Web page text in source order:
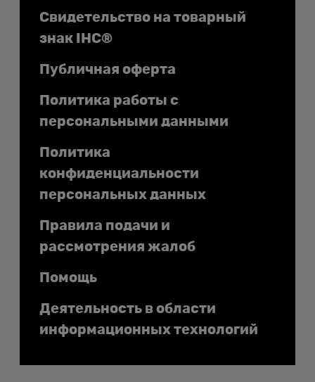
Документы
Свидетельство на товарный
знак IHC®
Публичная оферта
Политика работы с
персональными данными
Политика
конфиденциальности
персональных данных
Правила подачи и
рассмотрения жалоб
Помощь
Деятельность в области
информационных технологий